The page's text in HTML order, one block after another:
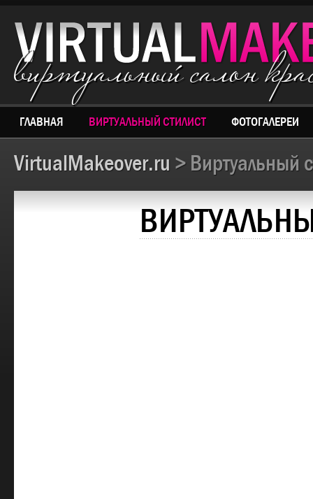
виртуальный салон
ГЛАВНАЯ ВИРТУАЛЬНЫЙ СТИЛИСТ ФОТОГАЛЕРЕИ
VirtualMakeover.ru > Виртуальный